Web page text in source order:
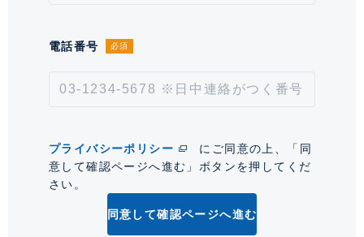
0
電話番号 必須
プライバシーポリシー
にご同意の上、「同
意して確認ページへ進む」ボタンを押してくだ
さい。
同意して確認ページへ進む